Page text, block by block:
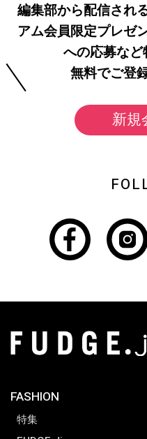
編集部から配信され
アム会員限定プレゼ
への応募など
無料でご登
新規
FASHION
特集